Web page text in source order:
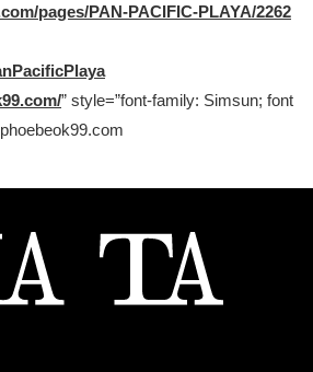
pages/PAN-PACIFIC-PLAYA/2262
” style=”font-family: Simsun; font